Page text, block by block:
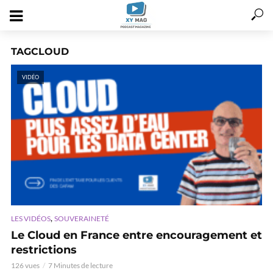
TAGCLOUD
VIDÉO
LES VIDÉOS, SOUVERAINETÉ
Le Cloud en France entre encouragement et
restrictions
126 vues 7 Minutes de lecture